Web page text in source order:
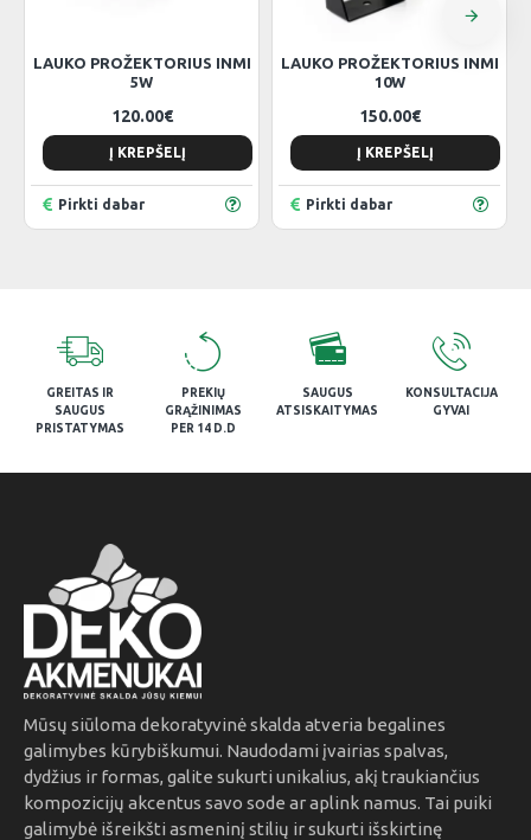
LAUKO PROŽEKTORIUS INMI
5W
120.00€
Į KREPŠELĮ
Pirkti dabar
LAUKO PROŽEKTORIUS INMI
10W
150.00€
Į KREPŠELĮ
Pirkti dabar
GREITAS IR
SAUGUS
PRISTATYMAS
PREKIŲ
GRĄŽINIMAS
PER 14 D.D
SAUGUS
ATSISKAITYMAS
KONSULTACIJA
GYVAI
Mūsų siūloma dekoratyvinė skalda atveria begalines
galimybes kūrybiškumui. Naudodami įvairias spalvas,
dydžius ir formas, galite sukurti unikalius, akį traukiančius
kompozicijų akcentus savo sode ar aplink namus. Tai puiki
galimybė išreikšti asmeninį stilių ir sukurti išskirtinę